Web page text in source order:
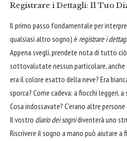
Registrare i Dettagli: Il Tuo
Il primo passo fondamentale per
qualsiasi altro sogno) è registrare i
Appena svegli, prendete nota di tutto
sottovalutate nessun particolare, anche
era il colore esatto della neve? Era
sporca? Come cadeva: a fiocchi leggeri,
Cosa indossavate? C'erano altre
Il vostro diario dei sognidiventerà uno
Riscrivere il sogno a mano può aiutare